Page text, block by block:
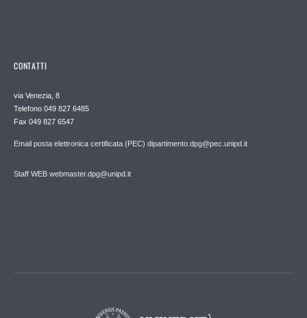
CONTATTI
via Venezia, 8
Telefono 049 827 6485
Fax 049 827 6547
Email posta elettronica certificata (PEC) dipartimento.dpg@pec.unipd.it
Staff WEB webmaster.dpg@unipd.it